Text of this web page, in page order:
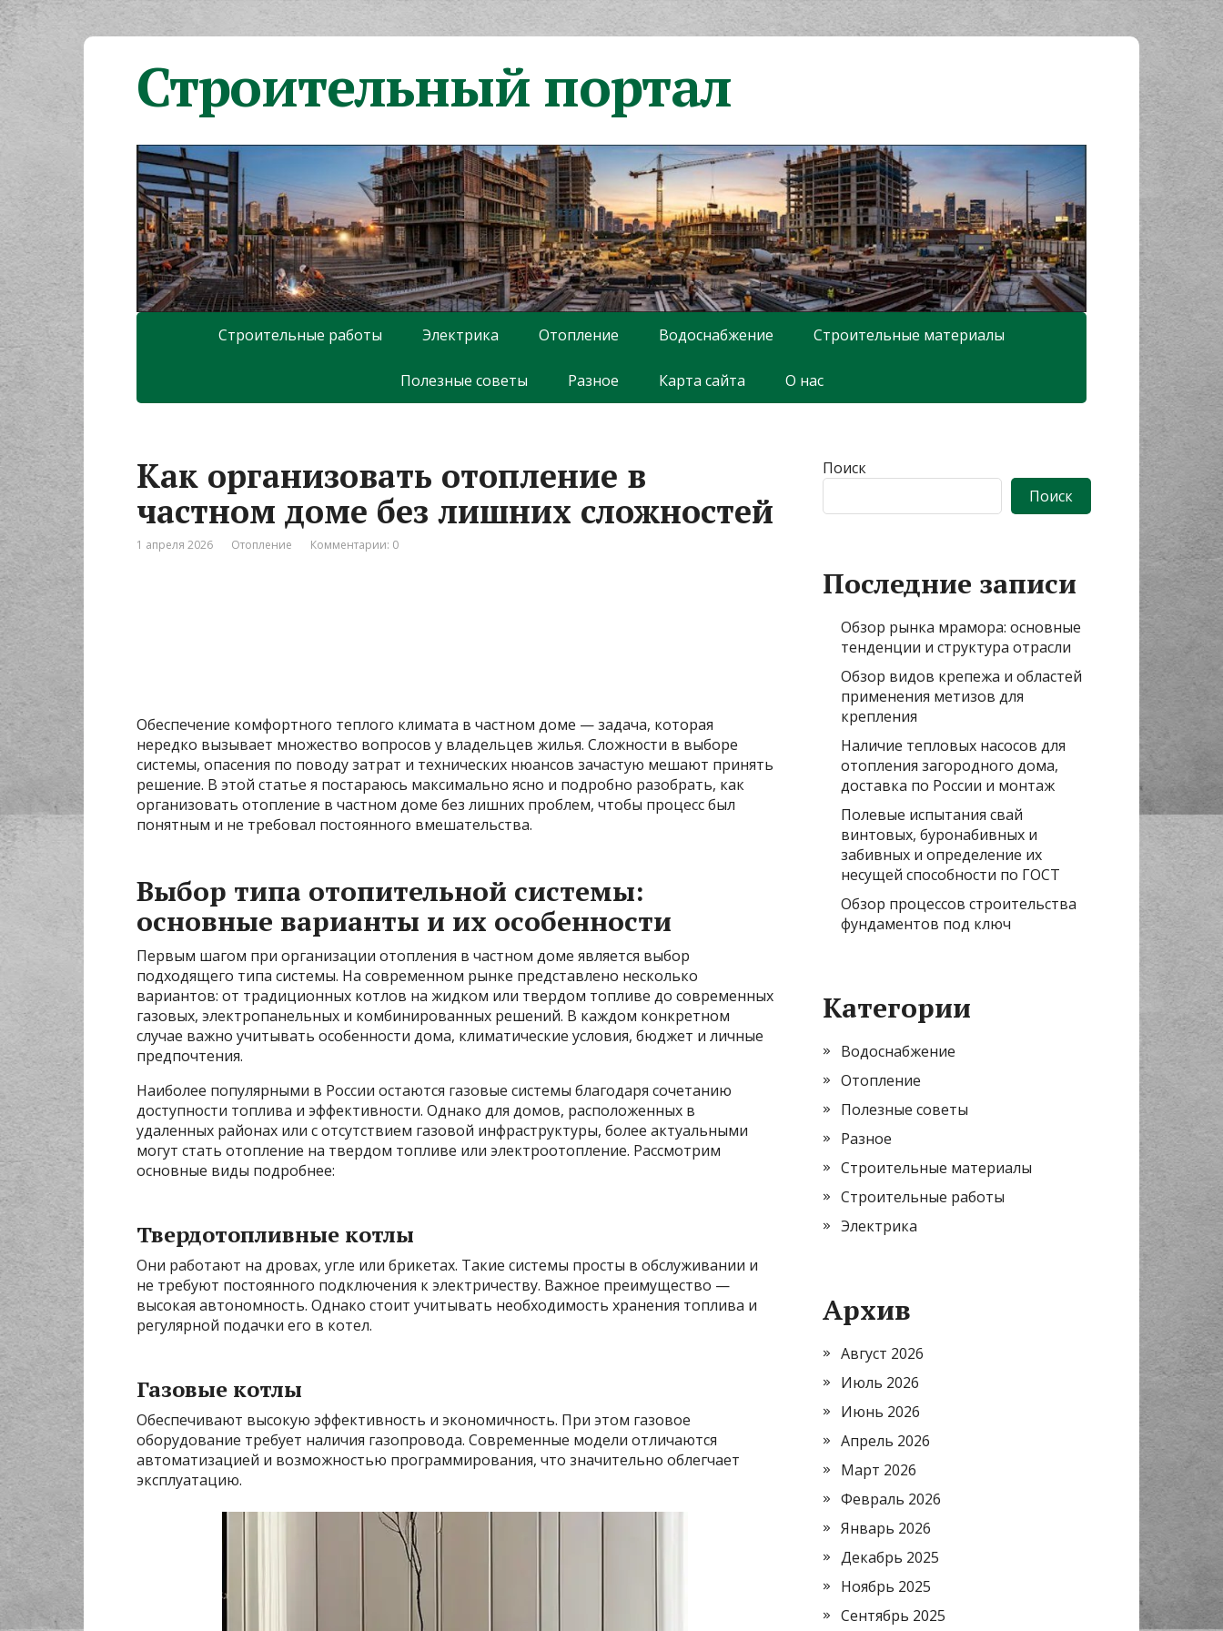
Строительный портал
Строительные работы Электрика Отопление Водоснабжение Строительные материалы
Полезные советы Разное Карта сайта О нас
Как организовать отопление в
частном доме без лишних сложностей
1 апреля 2026 Отопление Комментарии: 0
Обеспечение комфортного теплого климата в частном доме — задача, которая
нередко вызывает множество вопросов у владельцев жилья. Сложности в выборе
системы, опасения по поводу затрат и технических нюансов зачастую мешают принять
решение. В этой статье я постараюсь максимально ясно и подробно разобрать, как
организовать отопление в частном доме без лишних проблем, чтобы процесс был
понятным и не требовал постоянного вмешательства.
Выбор типа отопительной системы:
основные варианты и их особенности
Первым шагом при организации отопления в частном доме является выбор
подходящего типа системы. На современном рынке представлено несколько
вариантов: от традиционных котлов на жидком или твердом топливе до современных
газовых, электропанельных и комбинированных решений. В каждом конкретном
случае важно учитывать особенности дома, климатические условия, бюджет и личные
предпочтения.
Наиболее популярными в России остаются газовые системы благодаря сочетанию
доступности топлива и эффективности. Однако для домов, расположенных в
удаленных районах или с отсутствием газовой инфраструктуры, более актуальными
могут стать отопление на твердом топливе или электроотопление. Рассмотрим
основные виды подробнее:
Твердотопливные котлы
Они работают на дровах, угле или брикетах. Такие системы просты в обслуживании и
не требуют постоянного подключения к электричеству. Важное преимущество —
высокая автономность. Однако стоит учитывать необходимость хранения топлива и
регулярной подачки его в котел.
Газовые котлы
Обеспечивают высокую эффективность и экономичность. При этом газовое
оборудование требует наличия газопровода. Современные модели отличаются
автоматизацией и возможностью программирования, что значительно облегчает
эксплуатацию.
Поиск
Поиск
Последние записи
Обзор рынка мрамора: основные
тенденции и структура отрасли
Обзор видов крепежа и областей
применения метизов для
крепления
Наличие тепловых насосов для
отопления загородного дома,
доставка по России и монтаж
Полевые испытания свай
винтовых, буронабивных и
забивных и определение их
несущей способности по ГОСТ
Обзор процессов строительства
фундаментов под ключ
Категории
Водоснабжение
Отопление
Полезные советы
Разное
Строительные материалы
Строительные работы
Электрика
Архив
Август 2026
Июль 2026
Июнь 2026
Апрель 2026
Март 2026
Февраль 2026
Январь 2026
Декабрь 2025
Ноябрь 2025
Сентябрь 2025